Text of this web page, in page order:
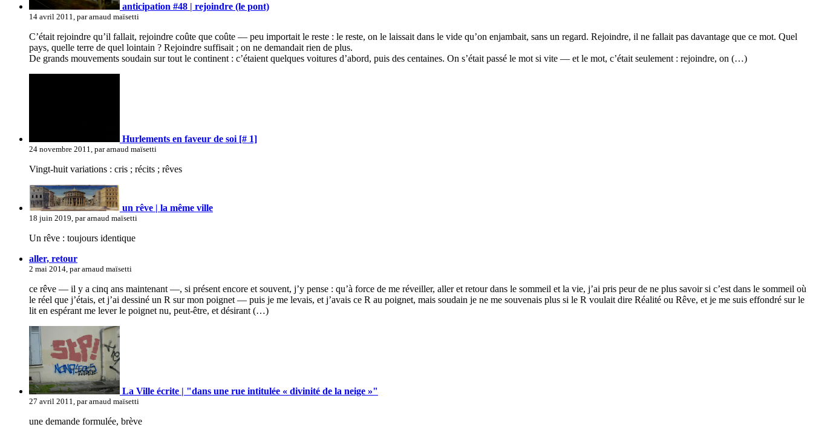
anticipation #48 | rejoindre (le pont)
14 avril 2011, par arnaud maïsetti
C’était rejoindre qu’il fallait, rejoindre coûte que coûte — peu importait le reste : le reste, on le laissait dans le vide qu’on enjambait, sans un regard. Rejoindre, il ne fallait pas davantage que ce mot. Quel
pays, quelle terre de quel lointain ? Rejoindre suffisait ; on ne demandait rien de plus.
De grands mouvements soudain sur tout le continent : c’étaient quelques voitures d’abord, puis des centaines. On s’était passé le mot si vite — et le mot, c’était seulement : rejoindre, on (…)
Hurlements en faveur de soi [# 1]
24 novembre 2011, par arnaud maïsetti
Vingt-huit variations : cris ; récits ; rêves
un rêve | la même ville
18 juin 2019, par arnaud maïsetti
Un rêve : toujours identique
aller, retour
2 mai 2014, par arnaud maïsetti
ce rêve — il y a cinq ans maintenant —, si présent encore et souvent, j’y pense : qu’à force de me réveiller, aller et retour dans le sommeil et la vie, j’ai pris peur de ne plus savoir si c’est dans le sommeil où
le réel que j’étais, et j’ai dessiné un R sur mon poignet — puis je me levais, et j’avais ce R au poignet, mais soudain je ne me souvenais plus si le R voulait dire Réalité ou Rêve, et je me suis effondré sur le
lit en espérant me lever le poignet nu, peut-être, et désirant (…)
La Ville écrite | "dans une rue intitulée « divinité de la neige »"
27 avril 2011, par arnaud maïsetti
une demande formulée, brève